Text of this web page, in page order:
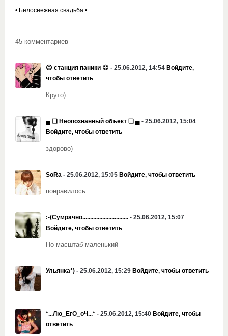
• Белоснежная свадьба •
45 комментариев
☹ станция паники ☹ - 25.06.2012, 14:54 Войдите,
чтобы ответить
Круто)
▄ ❏ Неопознанный объект ❏ ▄ - 25.06.2012, 15:04
Войдите, чтобы ответить
здорово)
SoRa - 25.06.2012, 15:05 Войдите, чтобы ответить
понравилось
:-(Сумрачно.............................. - 25.06.2012, 15:07
Войдите, чтобы ответить
Но масштаб маленький
Ульянка*) - 25.06.2012, 15:29 Войдите, чтобы ответить
*...Лю_ЕгО_оЧ...* - 25.06.2012, 15:40 Войдите, чтобы
ответить